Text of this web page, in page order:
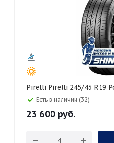
Pirelli Pirelli 245/45
Есть в наличии (32)
23 600 руб.